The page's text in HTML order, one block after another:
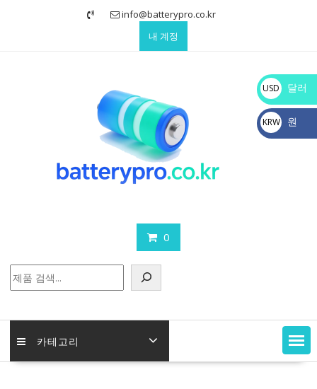
info@batterypro.co.kr
내 계정
0
색
카테고리
USD
$
달러
KRW
₩
원